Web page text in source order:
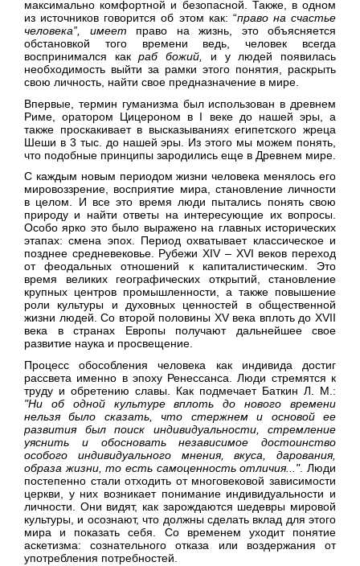
максимально комфортной и безопасной. Также, в одном
из источников говорится об этом как: “право на счастье
человека”, имеет право на жизнь, это объясняется
обстановкой того времени ведь, человек всегда
воспринимался какраб божий, и у людей появилась
необходимость выйти за рамки этого понятия, раскрыть
свою личность, найти свое предназначение в мире.
Впервые, термин гуманизма был использован в древнем
Риме, оратором Цицероном в I веке до нашей эры, а
также проскакивает в высказываниях египетского жреца
Шеши в 3 тыс. до нашей эры. Из этого мы можем понять,
что подобные принципы зародились еще в Древнем мире.
С каждым новым периодом жизни человека менялось его
мировоззрение, восприятие мира, становление личности
в целом. И все это время люди пытались понять свою
природу и найти ответы на интересующие их вопросы.
Особо ярко это было выражено на главных исторических
этапах: смена эпох. Период охватывает классическое и
позднее средневековье. Рубежи XIV – XVI веков переход
от феодальных отношений к капиталистическим. Это
время великих географических открытий, становление
крупных центров промышленности, а также повышение
роли культуры и духовных ценностей в общественной
жизни людей. Со второй половины XV века вплоть до XVII
века в странах Европы получают дальнейшее свое
развитие наука и просвещение.
Процесс обособления человека как индивида достиг
рассвета именно в эпоху Ренессанса. Люди стремятся к
труду и обретению славы. Как подмечает Баткин Л. М.:
"Ни об одной культуре вплоть до нового времени
нельзя было сказать, что стержнем и основой ее
развития был поиск индивидуальности, стремление
уяснить и обосновать независимое достоинство
особого индивидуального мнения, вкуса, дарования,
образа жизни, то есть самоценность отличия...". Люди
постепенно стали отходить от многовековой зависимости
церкви, у них возникает понимание индивидуальности и
личности. Они видят, как зарождаются шедевры мировой
культуры, и осознают, что должны сделать вклад для этого
мира и показать себя. Со временем уходит понятие
аскетизма: сознательного отказа или воздержания от
употребления потребностей.